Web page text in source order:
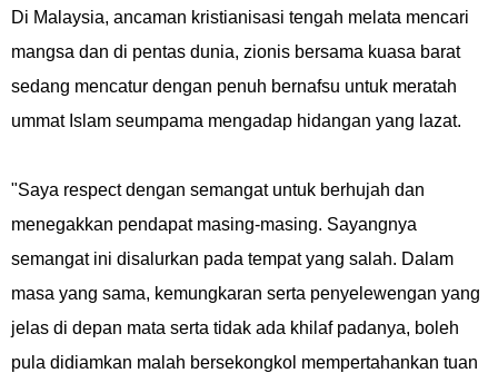
Di Malaysia, ancaman kristianisasi tengah melata mencari
mangsa dan di pentas dunia, zionis bersama kuasa barat
sedang mencatur dengan penuh bernafsu untuk meratah
ummat Islam seumpama mengadap hidangan yang lazat.
"Saya respect dengan semangat untuk berhujah dan
menegakkan pendapat masing-masing. Sayangnya
semangat ini disalurkan pada tempat yang salah. Dalam
masa yang sama, kemungkaran serta penyelewengan yang
jelas di depan mata serta tidak ada khilaf padanya, boleh
pula didiamkan malah bersekongkol mempertahankan tuan